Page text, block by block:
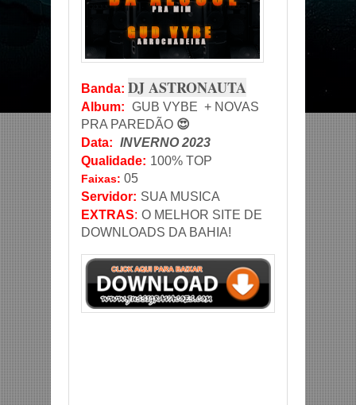
Banda: DJ ASTRONAUTA
Album: GUB VYBE + NOVAS
PRA PAREDÃO 😍
Data: INVERNO 2023
Qualidade: 100% TOP
Faixas: 05
Servidor: SUA MUSICA
EXTRAS: O MELHOR SITE DE
DOWNLOADS DA BAHIA!